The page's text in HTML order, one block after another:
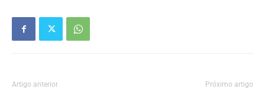
Artigo anterior Próximo artigo